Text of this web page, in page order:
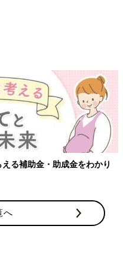
る補助金・助成金をわかり
へ